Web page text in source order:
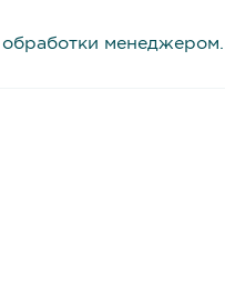
обработки менеджером.